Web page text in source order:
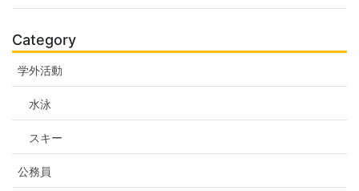
Category
学外活動
水泳
スキー
公務員